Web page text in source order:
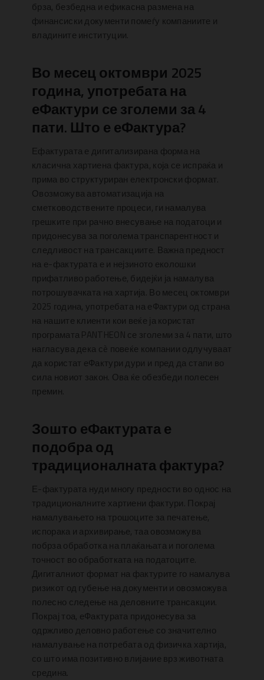
брза, безбедна и ефикасна размена на
финансиски документи помеѓу компаниите и
владините институции.
Во месец октомври 2025
година, употребата на
еФактури се зголеми за 4
пати. Што е еФактура?
Ефактурата е дигитализирана форма на
класична хартиена фактура, која се испраќа и
прима во структуриран електронски формат.
Овозможува автоматизација на
сметководствените процеси, ги намалува
грешките при рачно внесување на податоци и
придонесува за поголема транспарентност и
следливост на трансакциите. Важна предност
на е-фактурата е и нејзиното еколошки
прифатливо работење, бидејќи ја намалува
потрошувачката на хартија. Во месец октомври
2025 година, употребата на еФактури од страна
на нашите клиенти кои веќе ја користат
програмата PANTHEON се зголеми за 4 пати, што
нагласува дека сè повеќе компании одлучуваат
да користат еФактури дури и пред да стапи во
сила новиот закон. Ова ќе обезбеди полесен
премин.
Зошто еФактурата е
подобра од
традиционалната фактура?
Е-фактурата нуди многу предности во однос на
традиционалните хартиени фактури. Покрај
намалувањето на трошоците за печатење,
испорака и архивирање, таа овозможува
побрза обработка на плаќањата и поголема
точност во обработката на податоците.
Дигиталниот формат на фактурите го намалува
ризикот од губење на документи и овозможува
полесно следење на деловните трансакции.
Покрај тоа, еФактурата придонесува за
одржливо деловно работење со значително
намалување на потребата од физичка хартија,
со што има позитивно влијание врз животната
средина.